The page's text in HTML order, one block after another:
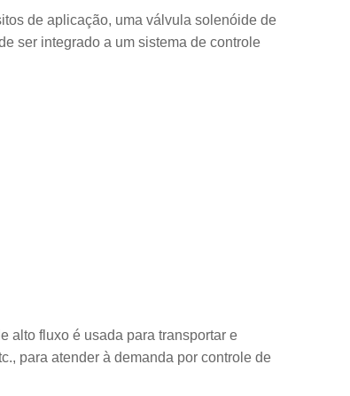
de aplicação, uma válvula solenóide de
ser integrado a um sistema de controle
alto fluxo é usada para transportar e
para atender à demanda por controle de